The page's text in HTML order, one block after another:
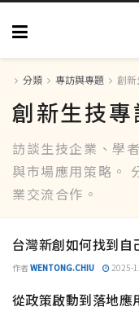
分類 專訪與專題 創
創新生技專
訪談生技企業、學
與市場應用策略。
業交流合作。
創新與市場
台灣新創如何找到自
作者WENTONG.CHIU 2025-
創新與市場
從政策啟動到落地應